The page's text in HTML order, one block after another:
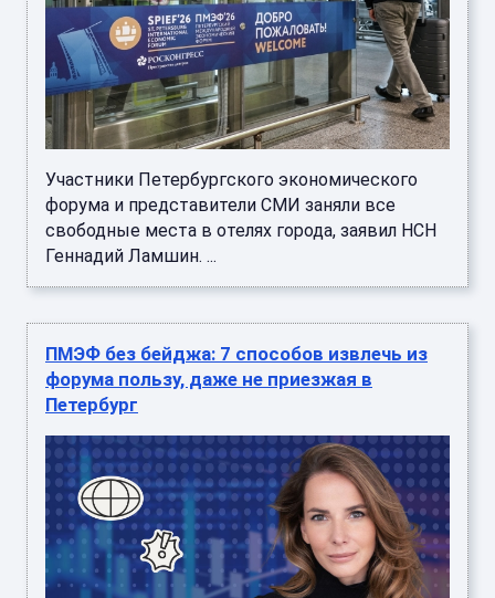
Участники Петербургского экономического
форума и представители СМИ заняли все
свободные места в отелях города, заявил НСН
Геннадий Ламшин. ...
ПМЭФ без бейджа: 7 способов извлечь из
форума пользу, даже не приезжая в
Петербург